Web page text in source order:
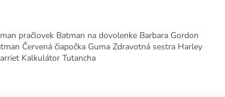
pračlovek Batman na dovolenke Barbara Gordon
Červená čiapočka Guma Zdravotná sestra Harley
Kalkulátor Tutancha